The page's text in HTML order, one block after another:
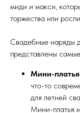
миди и макси,
торжества или
Свадебные наряды
представлены
Мини-платья
что-то
для летней
Мини-платья